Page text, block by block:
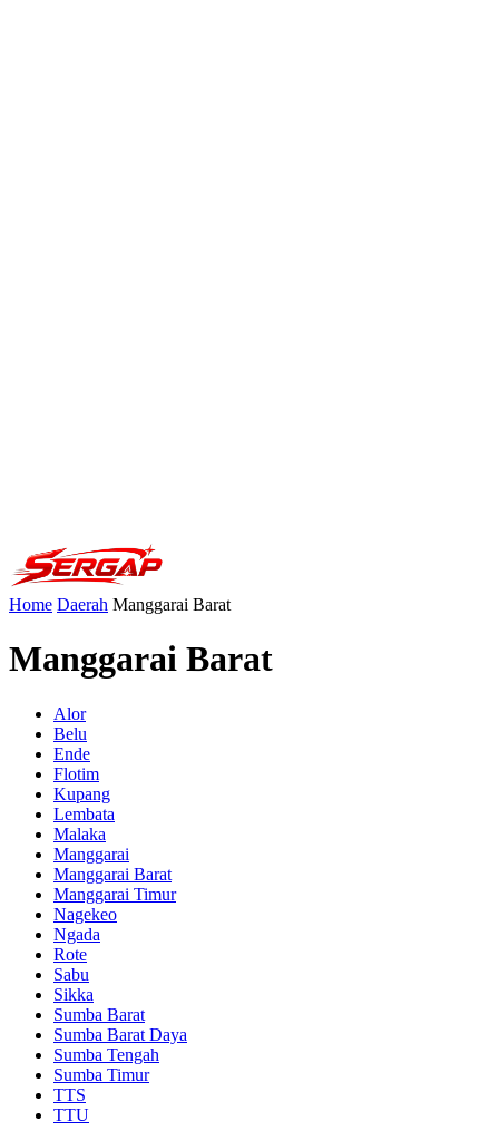
Home Daerah Manggarai Barat
Manggarai Barat
Alor
Belu
Ende
Flotim
Kupang
Lembata
Malaka
Manggarai
Manggarai Barat
Manggarai Timur
Nagekeo
Ngada
Rote
Sabu
Sikka
Sumba Barat
Sumba Barat Daya
Sumba Tengah
Sumba Timur
TTS
TTU